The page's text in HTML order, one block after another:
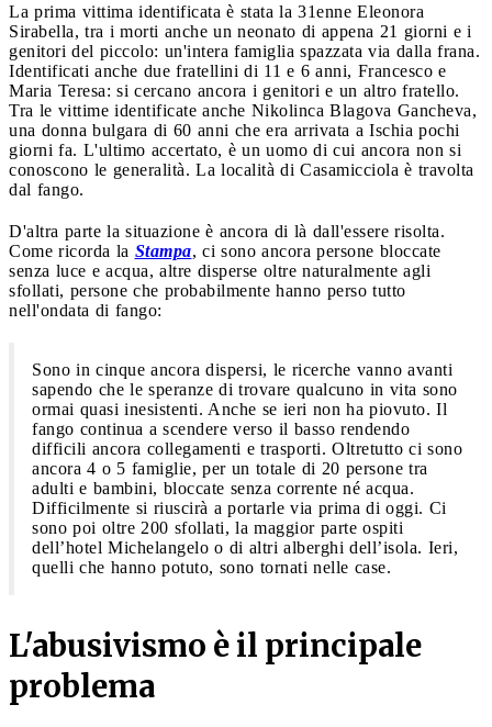
La prima vittima identificata è stata la 31enne Eleonora
Sirabella, tra i morti anche un neonato di appena 21 giorni e i
genitori del piccolo: un'intera famiglia spazzata via dalla frana.
Identificati anche due fratellini di 11 e 6 anni, Francesco e
Maria Teresa: si cercano ancora i genitori e un altro fratello.
Tra le vittime identificate anche Nikolinca Blagova Gancheva,
una donna bulgara di 60 anni che era arrivata a Ischia pochi
giorni fa. L'ultimo accertato, è un uomo di cui ancora non si
conoscono le generalità. La località di Casamicciola è travolta
dal fango.
D'altra parte la situazione è ancora di là dall'essere risolta.
Come ricorda la Stampa, ci sono ancora persone bloccate
senza luce e acqua, altre disperse oltre naturalmente agli
sfollati, persone che probabilmente hanno perso tutto
nell'ondata di fango:
Sono in cinque ancora dispersi, le ricerche vanno avanti
sapendo che le speranze di trovare qualcuno in vita sono
ormai quasi inesistenti. Anche se ieri non ha piovuto. Il
fango continua a scendere verso il basso rendendo
difficili ancora collegamenti e trasporti. Oltretutto ci sono
ancora 4 o 5 famiglie, per un totale di 20 persone tra
adulti e bambini, bloccate senza corrente né acqua.
Difficilmente si riuscirà a portarle via prima di oggi. Ci
sono poi oltre 200 sfollati, la maggior parte ospiti
dell’hotel Michelangelo o di altri alberghi dell’isola. Ieri,
quelli che hanno potuto, sono tornati nelle case.
L'abusivismo è il principale
problema